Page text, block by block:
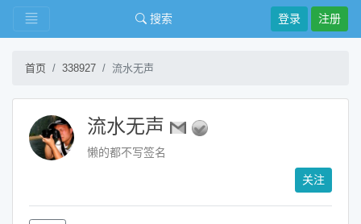
搜索 登录 注册
首页 338927 流水无声
流水无声
懒的都不写签名
关注